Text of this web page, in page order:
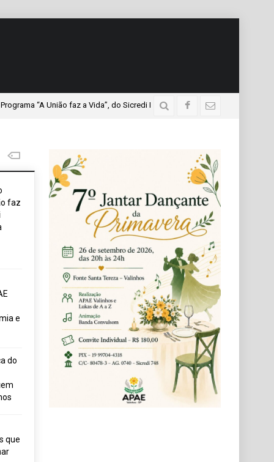
“A União faz a Vida”, do Sicredi Iguaçu, que teve a presença de mais de
faz
e
do
que